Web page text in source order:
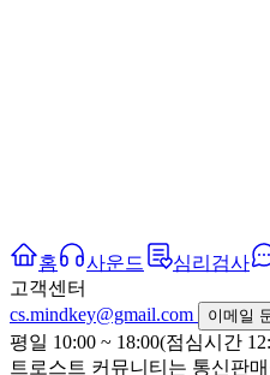
홈 사운드 심리검사
고객센터
cs.mindkey@gmail.com
이메일
평일 10:00 ~ 18:00(점심시간
트로스트 커뮤니티는 통신판